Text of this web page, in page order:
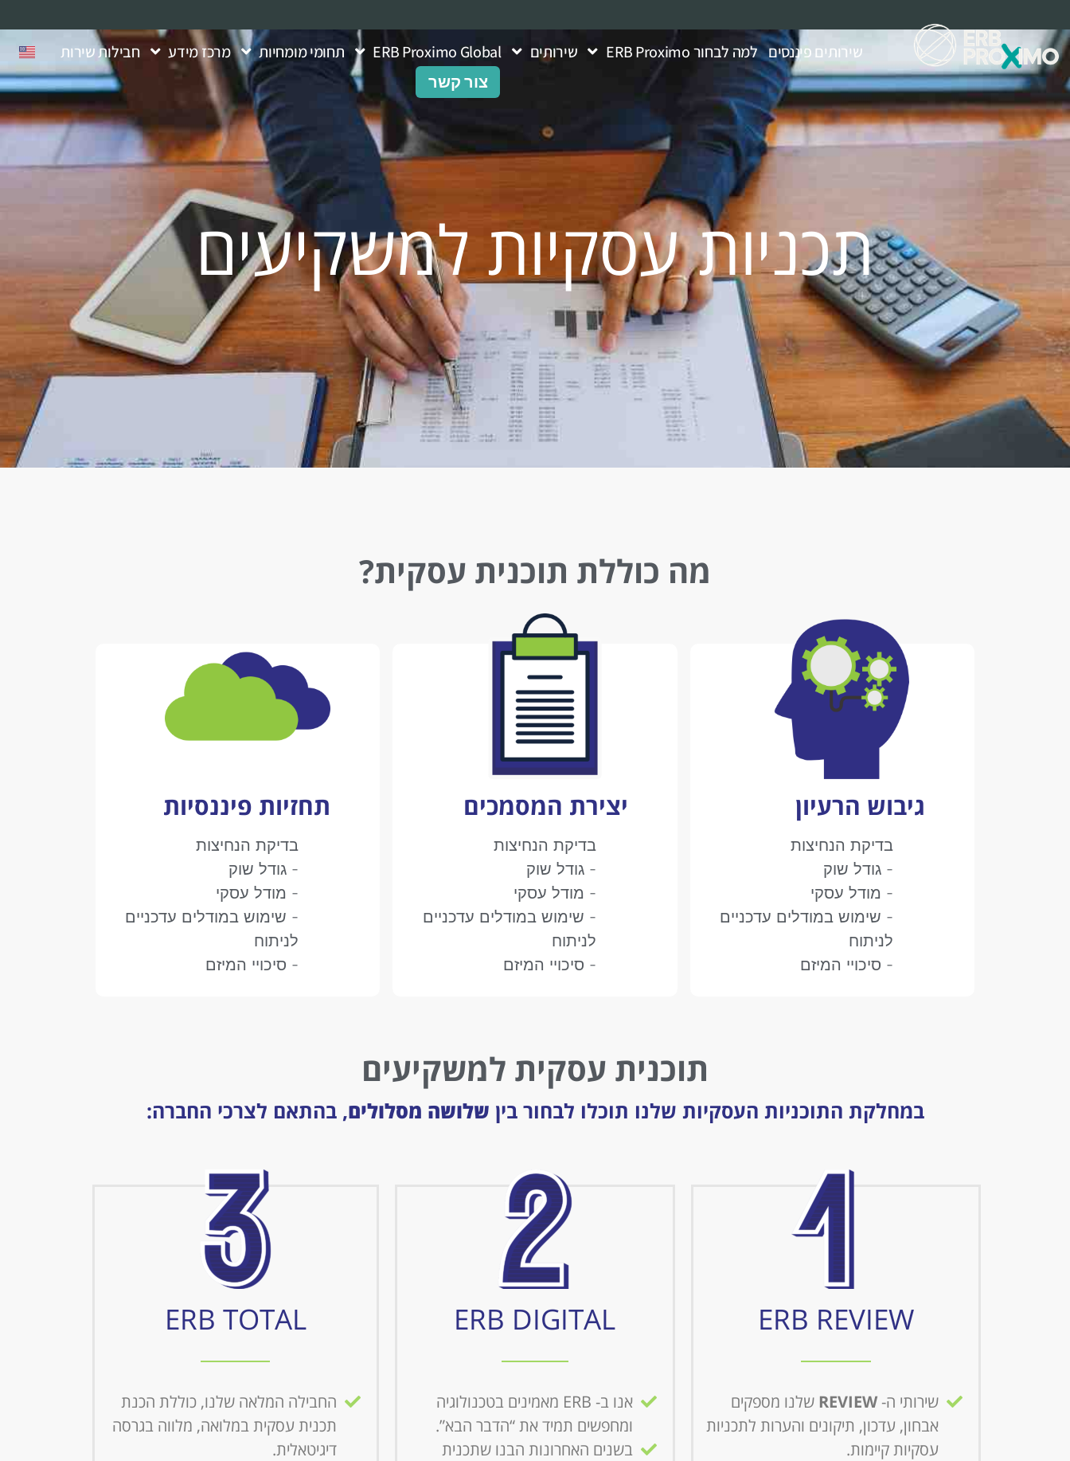
שירותים פיננסים למה לבחור ERB Proximo שירותים ERB Proximo Global תחומי מומחיות מרכז מידע חבילות שירות
צור קשר
תכניות עסקיות למשקיעים
מה כוללת תוכנית עסקית?
גיבוש הרעיון
בדיקת הנחיצות
- גודל שוק
- מודל עסקי
- שימוש במודלים עדכניים
לניתוח
- סיכויי המיזם
יצירת המסמכים
בדיקת הנחיצות
- גודל שוק
- מודל עסקי
- שימוש במודלים עדכניים
לניתוח
- סיכויי המיזם
תחזיות פיננסיות
בדיקת הנחיצות
- גודל שוק
- מודל עסקי
- שימוש במודלים עדכניים
לניתוח
- סיכויי המיזם
תוכנית עסקית למשקיעים
במחלקת התוכניות העסקיות שלנו תוכלו לבחור בין שלושה מסלולים, בהתאם לצרכי החברה:
ERB REVIEW
שירותי ה- REVIEW שלנו מספקים
אבחון, עדכון, תיקונים והערות לתכניות
עסקיות קיימות.
ERB DIGITAL
אנו ב- ERB מאמינים בטכנולוגיה
ומחפשים תמיד את “הדבר הבא”.
בשנים האחרונות הבנו שתכנית
ERB TOTAL
החבילה המלאה שלנו, כוללת הכנת
תכנית עסקית במלואה, מלווה בגרסה
דיגיטאלית.